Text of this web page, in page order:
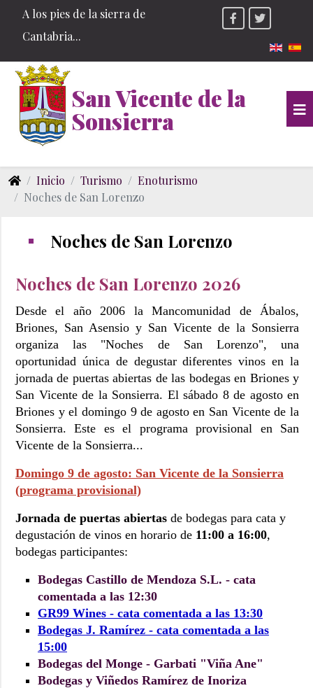
A los pies de la sierra de
Cantabria...
San Vicente de la
Sonsierra
Inicio Turismo
Enoturismo
Noches de San Lorenzo
Noches de San Lorenzo
Noches de San Lorenzo 2026
Desde el año 2006 la Mancomunidad de Ábalos,
Briones, San Asensio y San Vicente de la Sonsierra
organiza las "Noches de San Lorenzo", una
oportunidad única de degustar diferentes vinos en la
jornada de puertas abiertas de las bodegas en Briones y
San Vicente de la Sonsierra. El sábado 8 de agosto en
Briones y el domingo 9 de agosto en San Vicente de la
Sonsierra. Este es el programa provisional en San
Vicente de la Sonsierra...
Domingo 9 de agosto: San Vicente de la Sonsierra
(programa provisional)
Jornada de puertas abiertas de bodegas para cata y
degustación de vinos en horario de 11:00 a 16:00,
bodegas participantes:
Bodegas Castillo de Mendoza S.L. - cata
comentada a las 12:30
GR99 Wines - cata comentada a las 13:30
Bodegas J. Ramírez - cata comentada a las
15:00
Bodegas del Monge - Garbati "Viña Ane"
Bodegas y Viñedos Ramírez de Inoriza